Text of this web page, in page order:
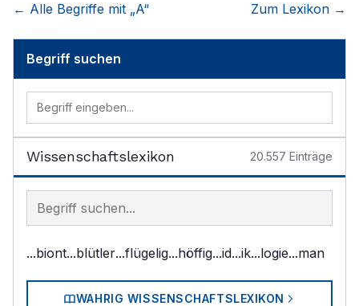
← Alle Begriffe mit „A“ Zum Lexikon →
Begriff suchen
Wissenschaftslexikon 20.557 Einträge
Begriff im Lexikon suchen
...biont...blütler...flügelig...höffig...id...ik...logie...man
WAHRIG WISSENSCHAFTSLEXIKON